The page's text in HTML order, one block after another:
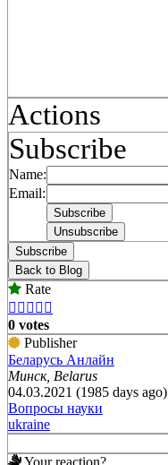
Actions
Subscribe
Name:
Email:
Subscribe
Back to Blog
Rate
    
0 votes
Publisher
Беларусь Анлайн
Минск, Belarus
04.03.2021 (1985 days ago)
Вопросы науки
ukraine
Your reaction?